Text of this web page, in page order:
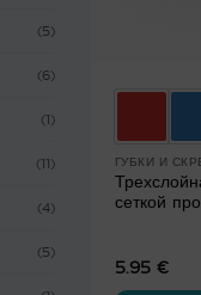
(5)
(6)
(1)
(11)
(4)
(5)
ГУБКИ И
сеткой
5.95 €